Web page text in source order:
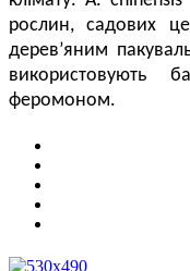
рослин, садових
дерев’яним
використовують
феромоном.